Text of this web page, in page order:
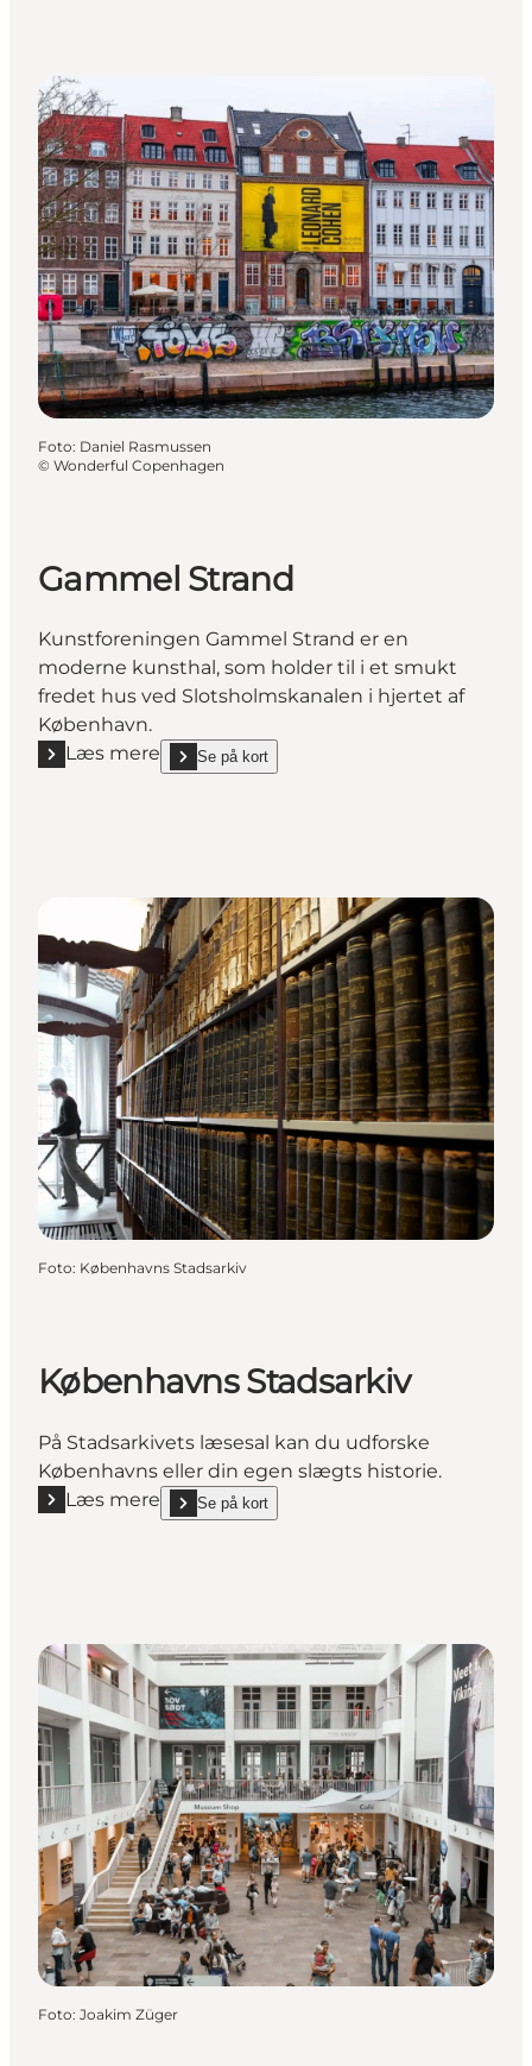
Foto: Daniel Rasmussen
© Wonderful Copenhagen
Gammel Strand
Kunstforeningen Gammel Strand er en
moderne kunsthal, som holder til i et smukt
fredet hus ved Slotsholmskanalen i hjertet af
København.
Læs mere
Læs mere "Gammel Strand"
Se på kort
show Gammel Strand on_map
Foto: Københavns Stadsarkiv
Københavns Stadsarkiv
På Stadsarkivets læsesal kan du udforske
Københavns eller din egen slægts historie.
Læs mere
Læs mere "Københavns Stadsarkiv"
Se på kort
show Københavns Stadsarkiv on_map
Foto: Joakim Züger